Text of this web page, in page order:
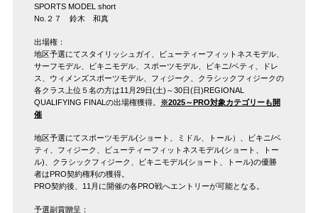
SPORTS MODEL short
No.２７ 鈴木 和真
出場権：
地区予選にてスタイリッシュガイ、ビューティーフィットネスモデル、
サーフモデル、ビキニモデル、スポーツモデル、ビキニ/ベティ、ドレ
ス、ウィメンズスポーツモデル、フィジーク、クラシックフィジークの
各クラス上位５名の方は11月29日(土)～30日(日)REGIONAL
QUALIFYING FINALの出場権獲得。 ※2025～PRO対象カテゴリーも開
催
地区予選にてスポーツモデル(ショート、ミドル、トール）、ビキニ/ベ
ティ、フィジーク、ビューティーフィットネスモデル(ショート、トー
ル)、クラシックフィジーク、ビキニモデル(ショート、トール)の優勝
者はPRO契約権利の獲得。
PRO契約後、11月に開催の各PRO戦へエントリーが可能となる。
予選副賞贈呈：